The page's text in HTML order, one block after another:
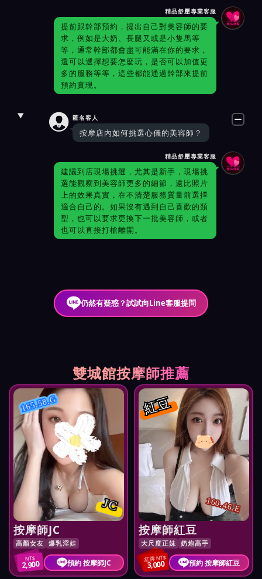
精品舒壓專業客服
提前跟幹部預約，提出自己對美容師的要
求，例如是大奶、長腿又或是小隻馬等
等，通常幹部都會盡可能滿在你的要求，
還可以選擇想要怎麼玩，是否可以加值更
多的服務等等，這些都能通過幹部來提前
預約實現。
 匿名客人
按摩店內如何挑選心儀的美容師？
精品舒壓專業客服
建議到店現場挑選，尤其是新手，現場挑
選能觀察到美容師更多的細節，遠比照片
上的效果真實，在不清楚服務質量前選擇
適合自己的。如果沒有遇到自己喜歡的類
型，也可以要求更換下一批美容師，或者
也可以直接打槍離開。
仍然有疑惑？試試向Line客服提問
雙城館按摩師推薦
JC
165.58.G
按摩師JC
高顏女友 爆乳淫娃
NT$
2,900 預約 按摩師JC
紅豆
160.46.E
按摩師紅豆
大尺度正妹 奶炮高手
紅牌 NT$
3,000 預約 按摩師紅豆